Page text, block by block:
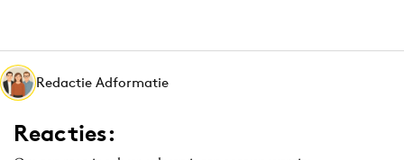
Interne communicatie
Martech
Media
Redactie Adformatie
Reacties: